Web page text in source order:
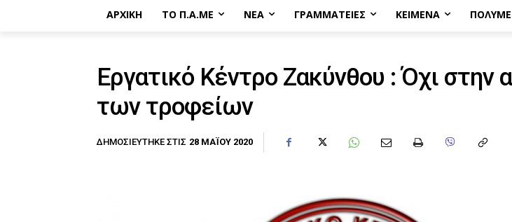
ΑΡΧΙΚΉ ΤΟ Π.Α.ΜΕ ΝΈΑ ΓΡΑΜΜΑΤΕΊΕΣ ΚΕΊΜΕΝΑ
Eργατικό Κέντρο Ζακύνθου : Όχι στην
των τροφείων
ΔΗΜΟΣΙΕΎΤΗΚΕ ΣΤΙΣ 28 ΜΑΪ́ΟΥ 2020